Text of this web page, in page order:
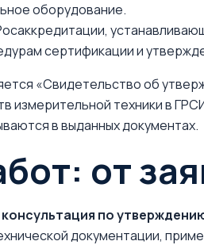
оборудование.
сертификации и
«Свидетельство об
измерительной техники в
в выданных документах.
от
по
документации,